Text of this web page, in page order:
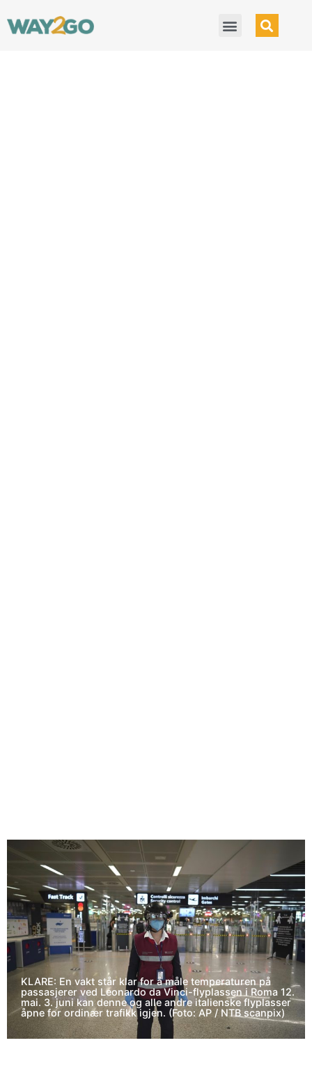
KLARE: En vakt står klar for å måle temperaturen på
passasjerer ved Leonardo da Vinci-flyplassen i Roma 12.
mai. 3. juni kan denne og alle andre italienske flyplasser
åpne for ordinær trafikk igjen. (Foto: AP / NTB scanpix)